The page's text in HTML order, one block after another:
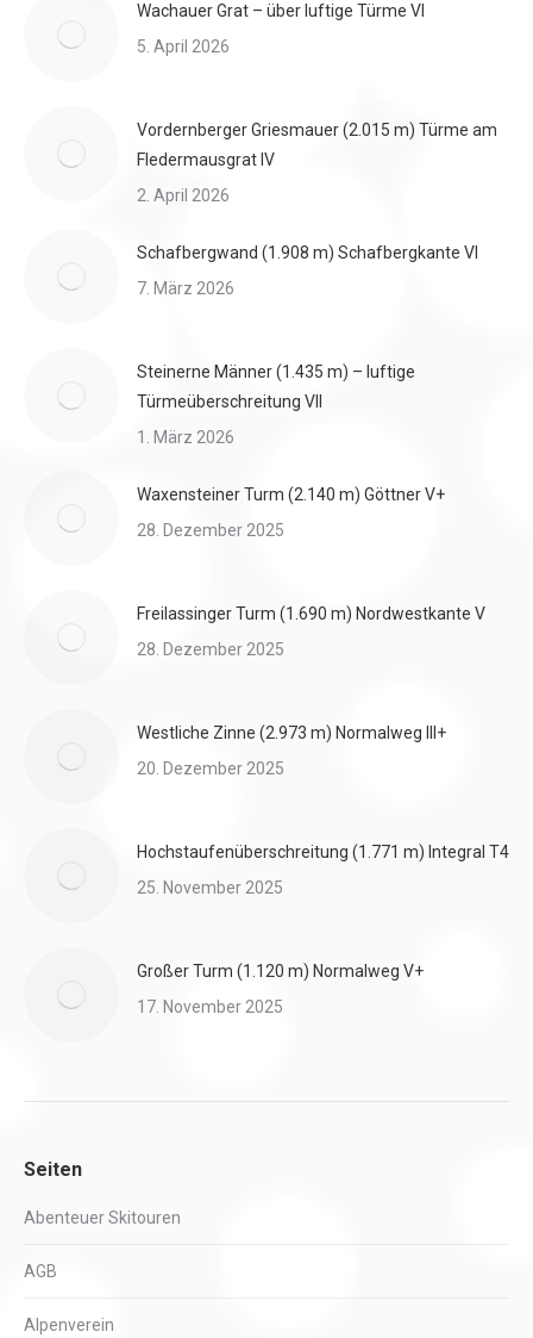
Wachauer Grat – über luftige Türme VI
5. April 2026
Vordernberger Griesmauer (2.015 m) Türme am
Fledermausgrat IV
2. April 2026
Schafbergwand (1.908 m) Schafbergkante VI
7. März 2026
Steinerne Männer (1.435 m) – luftige
Türmeüberschreitung VII
1. März 2026
Waxensteiner Turm (2.140 m) Göttner V+
28. Dezember 2025
Freilassinger Turm (1.690 m) Nordwestkante V
28. Dezember 2025
Westliche Zinne (2.973 m) Normalweg III+
20. Dezember 2025
Hochstaufenüberschreitung (1.771 m) Integral T4
25. November 2025
Großer Turm (1.120 m) Normalweg V+
17. November 2025
Seiten
Abenteuer Skitouren
AGB
Alpenverein